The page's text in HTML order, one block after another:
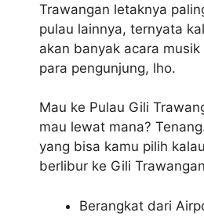
Trawangan letaknya
pulau lainnya, ternyata
akan banyak acara
para pengunjung, lho.
Mau ke Pulau Gili
mau lewat mana?
yang bisa kamu pilih
berlibur ke Gili
Berangkat dari